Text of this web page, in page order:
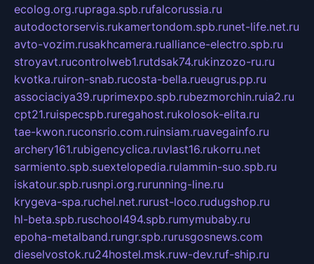
ecolog.org.rupraga.spb.rufalcorussia.ru
autodoctorservis.rukamertondom.spb.runet-life.net.ru
avto-vozim.rusakhcamera.rualliance-electro.spb.ru
stroyavt.rucontrolweb1.rutdsak74.rukinzozo-ru.ru
kvotka.ruiron-snab.rucosta-bella.rueugrus.pp.ru
associaciya39.ruprimexpo.spb.rubezmorchin.ruia2.ru
cpt21.ruispecspb.ruregahost.rukolosok-elita.ru
tae-kwon.ruconsrio.com.ruinsiam.ruavegainfo.ru
archery161.rubigencyclica.ruvlast16.rukorru.net
sarmiento.spb.suextelopedia.rulammin-suo.spb.ru
iskatour.spb.rusnpi.org.rurunning-line.ru
krygeva-spa.ruchel.net.rurust-loco.rudugshop.ru
hl-beta.spb.ruschool494.spb.rumymubaby.ru
epoha-metalband.rungr.spb.rurusgosnews.com
dieselvostok.ru24hostel.msk.ruw-dev.ruf-ship.ru